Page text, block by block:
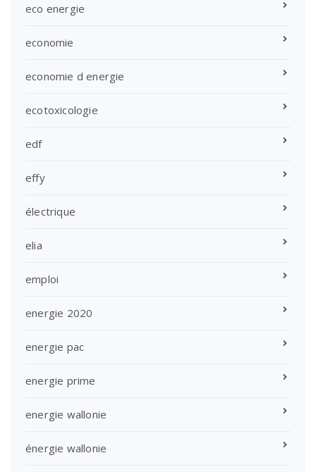
eco energie
economie
economie d energie
ecotoxicologie
edf
effy
électrique
elia
emploi
energie 2020
energie pac
energie prime
energie wallonie
énergie wallonie